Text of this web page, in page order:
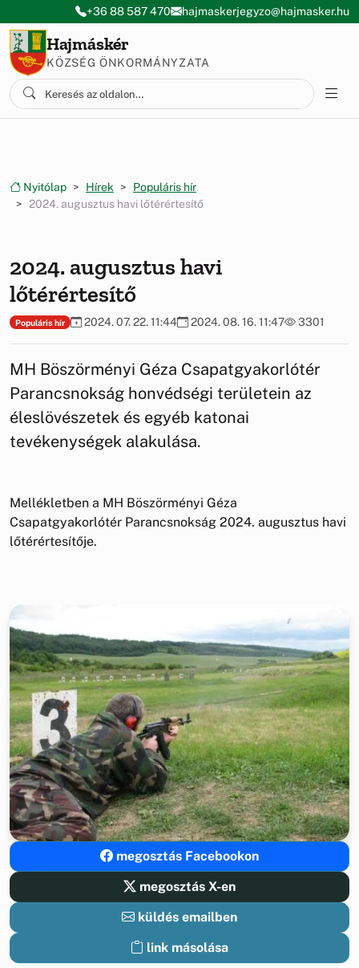
Ugrás a menüre
Ugrás a tartalomra
+36 88 587 470 hajmaskerjegyzo@hajmasker.hu
Hajmáskér
KÖZSÉG ÖNKORMÁNYZATA
Nyitólap Hírek
Populáris hír
2024. augusztus havi lőtérértesítő
2024. augusztus havi
lőtérértesítő
Populáris hír 2024. 07. 22. 11:44 2024. 08. 16. 11:47 3301
MH Böszörményi Géza Csapatgyakorlótér
Parancsnokság honvédségi területein az
éleslövészetek és egyéb katonai
tevékenységek alakulása.
Mellékletben a MH Böszörményi Géza
Csapatgyakorlótér Parancsnokság 2024. augusztus havi
lőtérértesítője.
megosztás Facebookon
megosztás X-en
küldés emailben
link másolása